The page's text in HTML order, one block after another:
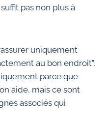
pas non plus à
uniquement
au bon endroit”,
parce que
aide, mais ce sont
associés qui